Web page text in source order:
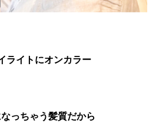
ライトにオンカラー
っちゃう髪質だから